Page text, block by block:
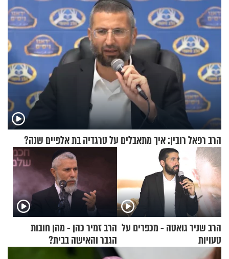
הרב רפאל רובין: איך מתאבלים על טרגדיה בת אלפיים שנה?
הרב שניר גואטה - מכפרים על
טעויות
הרב זמיר כהן - מהן חובות
הגבר והאישה בבית?